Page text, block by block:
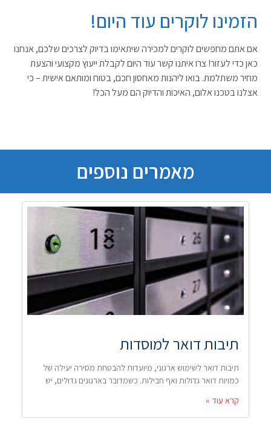
הזמינו לוקרים עוד היום!
אם אתם מחפשים לוקרים למכירה שיתאימו בדיוק לצרכים שלכם, אנחנו
כאן כדי לעזור! צרו איתנו קשר עוד היום לקבלת ייעוץ מקצועי והצעת
מחיר משתלמת. בואו ליהנות מאחסון חכם, בטוח ומותאם אישית – כי
אצלנו בטכנו אלום, האיכות והדיוק הם מעל הכל!
מאמרים נוספים
תיבות דואר למוסדות
תיבות דואר לשימוש ארגוני, מיועדות להבטחת מסירה יעילה של
כמויות דואר גדולות ואף חבילות. כשמדובר בארגונים גדולים, יש
קרא עוד »